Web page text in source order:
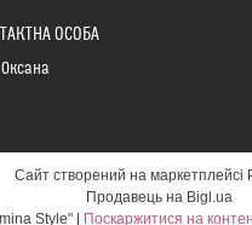
Оксана
Сайт створений на маркетплейсі
Продавець на Bigl.ua
Поскаржитися на